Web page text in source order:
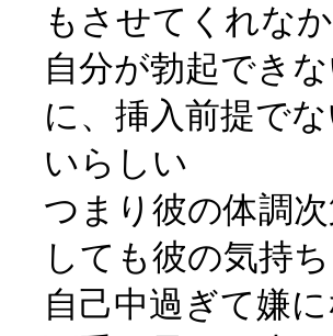
もさせてくれな
自分が勃起でき
に、挿入前提で
いらしい
つまり彼の体調
しても彼の気持
自己中過ぎて嫌